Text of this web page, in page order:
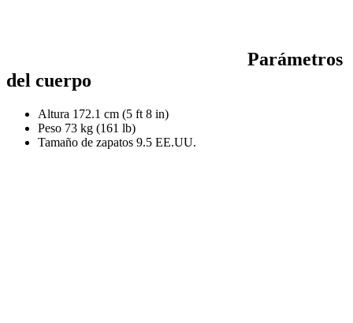
Parámetros
del cuerpo
Altura 172.1 cm (5 ft 8 in)
Peso 73 kg (161 lb)
Tamaño de zapatos 9.5 EE.UU.